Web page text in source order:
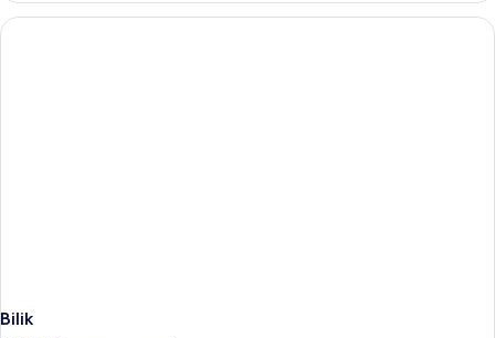
Bilik